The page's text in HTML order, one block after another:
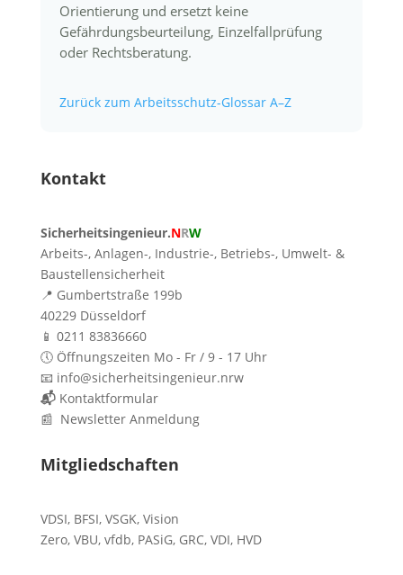
Orientierung und ersetzt keine
Gefährdungsbeurteilung, Einzelfallprüfung
oder Rechtsberatung.
Zurück zum Arbeitsschutz-Glossar A–Z
Kontakt
Sicherheitsingenieur.NRW
Arbeits-, Anlagen-, Industrie-, Betriebs-, Umwelt- &
Baustellensicherheit
📍 Gumbertstraße 199b
40229 Düsseldorf
📱 0211 83836660
🕔 Öffnungszeiten Mo - Fr / 9 - 17 Uhr
📧 info@sicherheitsingenieur.nrw
📬 Kontaktformular
📰 Newsletter Anmeldung
Mitgliedschaften
VDSI, BFSI, VSGK, Vision
Zero, VBU, vfdb, PASiG, GRC, VDI, HVD